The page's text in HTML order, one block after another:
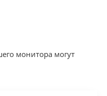
монитора могут